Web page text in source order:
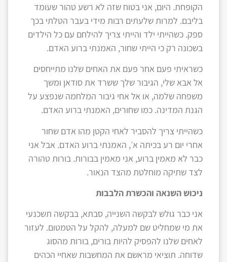
הקופחת. היום, אני בטוח שזה לא רשע טהור שעומד
בליבם. למרות שלעתים רבות מידי בעבר הטלתי בכך
ספק. כשהייתי ילד והייתי צריך להילחם עם כל הילדים
בשכונה רק כי הייתי שחור, האמנתי ברוע האדם.
כשראיתי פעם אחר פעם את האחים שלנו מתייחסים
אל אבא שלי, הגיבור שלך ששרד את סודאן ומשך
משפחה שלמה, או אל אחי גיבור המלחמה שנפצע על
הגנת המדינה. כמו שחורים, האמנתי ברוע האדם.
כשהייתי צריך להסביר לאחי הקטן מהו אדם שחור
אחרי יום רע בכיתה א׳, האמנתי ברוע האדם. אבל אני
כבר לא מאמין ברוע, אני מאמין בבורות. בורות טהורה
לצד שתיקה מוחלטת מהצד הנאור.
ניכוש השנאה והכשרת הלבבות
אני כבר גולש לבקשה השנייה, סבתא, בבקשה תשכנעי
את מי שמחליט שם למעלה, להקל על הטמטום. לעזור
לאחים שלנו להפסיק להיות בורים, בורות מהסוג
שדוחה. תוציאי מראשם את המחשבות שאחיי הכהים